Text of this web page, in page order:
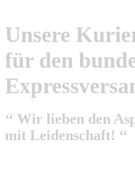
Unsere
für den
‘‘ Wir lieben den
mit Leidenschaft! ‘‘